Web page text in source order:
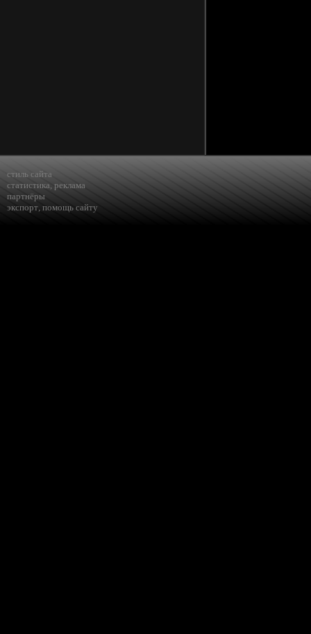
стиль сайта
статистика, реклама
партнёры
экспорт, помощь сайту